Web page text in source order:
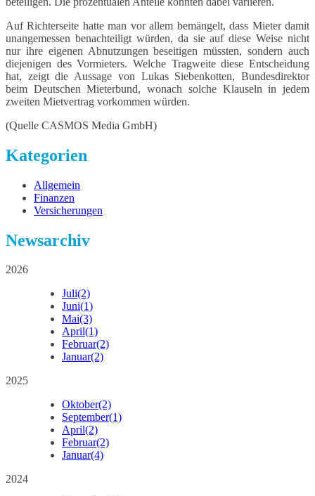
Auf Richterseite hatte man vor allem bemängelt, dass Mieter damit
unangemessen benachteiligt würden, da sie auf diese Weise nicht
nur ihre eigenen Abnutzungen beseitigen müssten, sondern auch
diejenigen des Vormieters. Welche Tragweite diese Entscheidung
hat, zeigt die Aussage von Lukas Siebenkotten, Bundesdirektor
beim Deutschen Mieterbund, wonach solche Klauseln in jedem
zweiten Mietvertrag vorkommen würden.
(Quelle CASMOS Media GmbH)
Kategorien
Allgemein
Finanzen
Versicherungen
Newsarchiv
2026
Juli(2)
Juni(1)
Mai(3)
April(1)
Februar(2)
Januar(2)
2025
Oktober(2)
September(1)
April(2)
Februar(2)
Januar(4)
2024